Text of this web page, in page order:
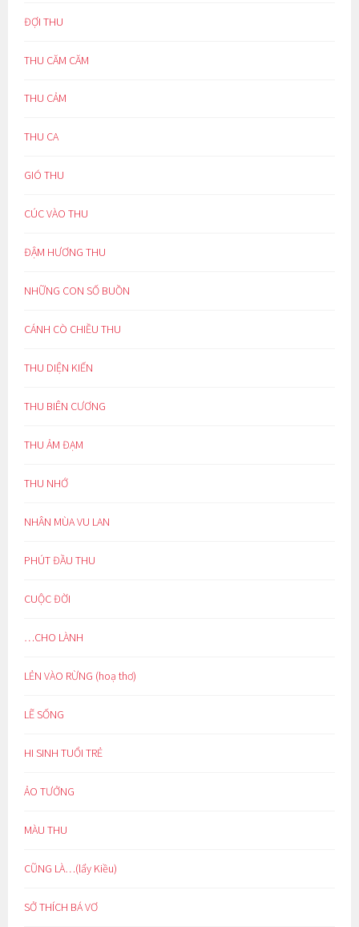
ĐỢI THU
THU CĂM CĂM
THU CẢM
THU CA
GIÓ THU
CÚC VÀO THU
ĐẬM HƯƠNG THU
NHỮNG CON SỐ BUỒN
CÁNH CÒ CHIỀU THU
THU DIỆN KIẾN
THU BIÊN CƯƠNG
THU ẢM ĐẠM
THU NHỚ
NHÂN MÙA VU LAN
PHÚT ĐẦU THU
CUỘC ĐỜI
…CHO LÀNH
LẺN VÀO RỪNG (hoạ thơ)
LẼ SỐNG
HI SINH TUỔI TRẺ
ẢO TƯỞNG
MÀU THU
CŨNG LÀ…(lẩy Kiều)
SỞ THÍCH BÁ VƠ